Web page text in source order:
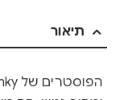
תיאור